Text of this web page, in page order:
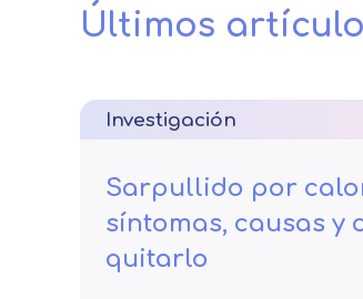
Últimos
Investigación
Sarpullido por
síntomas, causas y
quitarlo